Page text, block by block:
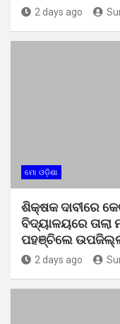
2 days ago
ମୋ ଓଡ଼ିଶା
ଶିକ୍ଷକ ଦାବୀରେ
ବିଦ୍ୟାଳୟରେ ତାଲା
ପହଞ୍ଚିଲେ
2 days ago